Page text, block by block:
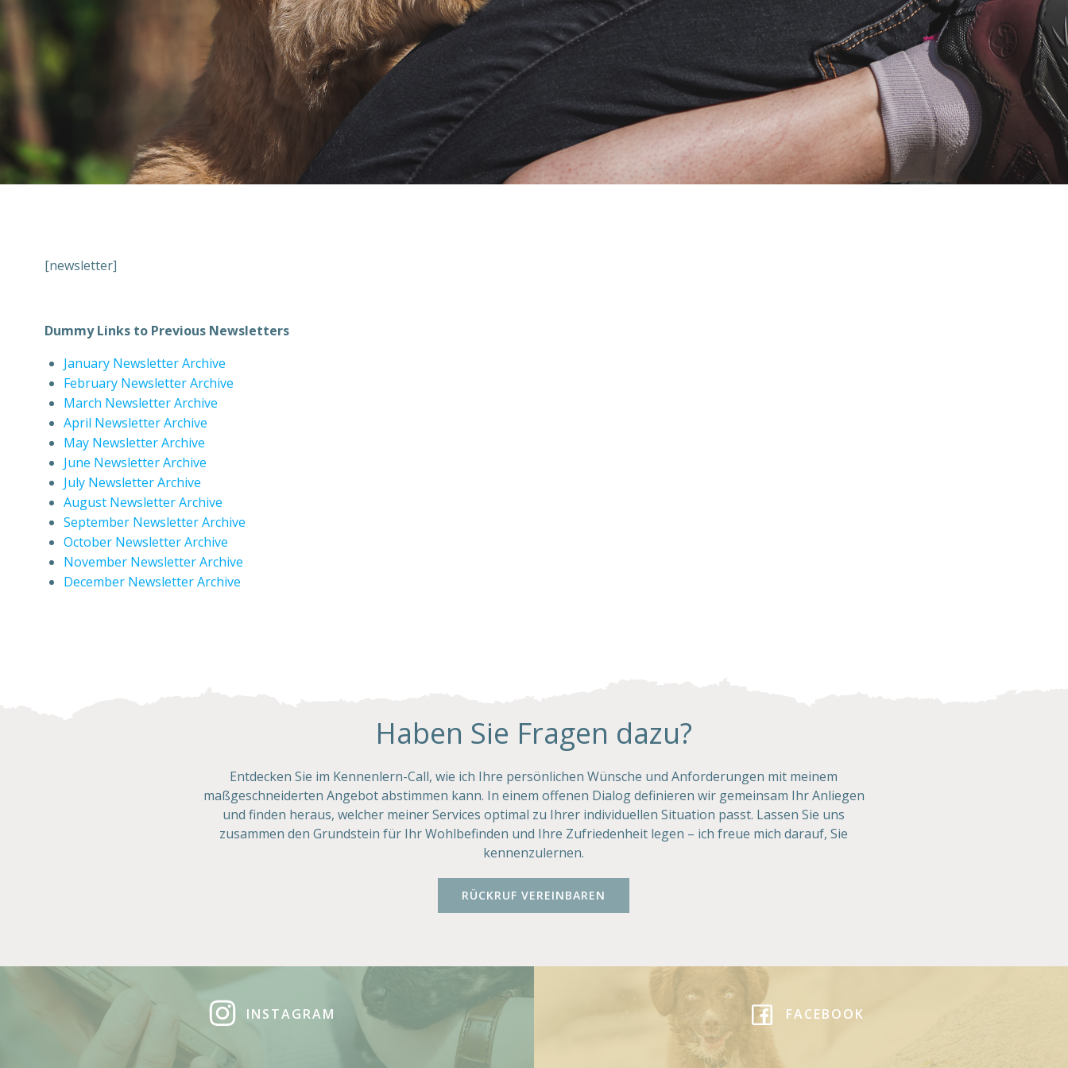
[newsletter]
Dummy Links to Previous Newsletters
January Newsletter Archive
February Newsletter Archive
March Newsletter Archive
April Newsletter Archive
May Newsletter Archive
June Newsletter Archive
July Newsletter Archive
August Newsletter Archive
September Newsletter Archive
October Newsletter Archive
November Newsletter Archive
December Newsletter Archive
Haben Sie Fragen dazu?
Entdecken Sie im Kennenlern-Call, wie ich Ihre persönlichen Wünsche und Anforderungen mit meinem
maßgeschneiderten Angebot abstimmen kann. In einem offenen Dialog definieren wir gemeinsam Ihr Anliegen
und finden heraus, welcher meiner Services optimal zu Ihrer individuellen Situation passt. Lassen Sie uns
zusammen den Grundstein für Ihr Wohlbefinden und Ihre Zufriedenheit legen – ich freue mich darauf, Sie
kennenzulernen.
RÜCKRUF VEREINBAREN
INSTAGRAM FACEBOOK